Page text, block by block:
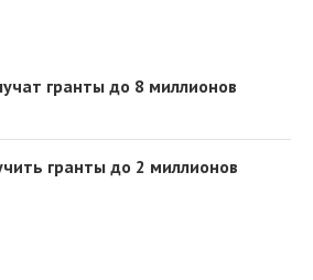
гранты до 8 миллионов
гранты до 2 миллионов